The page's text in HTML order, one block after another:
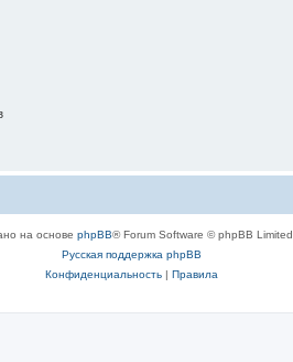
на основе phpBB® Forum Software © phpBB Limited
Русская поддержка phpBB
Конфиденциальность| Правила